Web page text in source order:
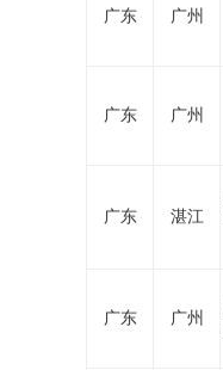
广东 广州
广东 广州
广东 湛江
广东 广州